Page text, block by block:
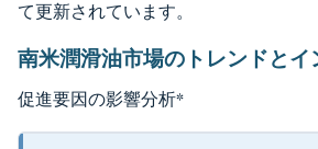
て更新されています。
南米潤滑油市場のトレンドとイ
促進要因の影響分析*